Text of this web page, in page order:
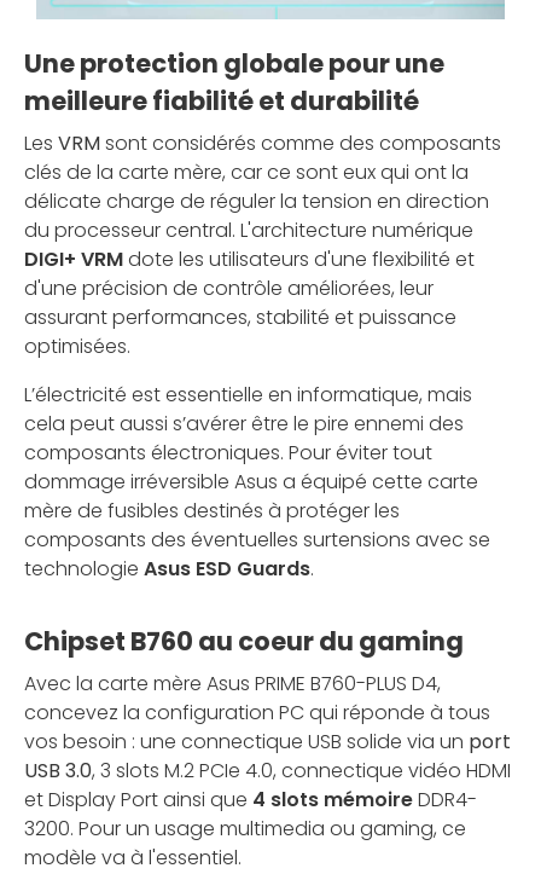
Une protection globale pour une
meilleure fiabilité et durabilité
Les VRMsont considérés comme des composants
clés de la carte mère, car ce sont eux qui ont la
délicate charge de réguler la tension en direction
du processeur central. L'architecture numérique
DIGI+ VRMdote les utilisateurs d'une flexibilité et
d'une précision de contrôle améliorées, leur
assurant performances, stabilité et puissance
optimisées.
L’électricité est essentielle en informatique, mais
cela peut aussi s’avérer être le pire ennemi des
composants électroniques. Pour éviter tout
dommage irréversible Asus a équipé cette carte
mère de fusibles destinés à protéger les
composants des éventuelles surtensions avec se
technologie Asus ESD Guards.
Chipset B760 au coeur du gaming
Avec la carte mère Asus PRIME B760-PLUS D4,
concevez la configuration PC qui réponde à tous
vos besoin : une connectique USB solide via un port
USB 3.0, 3 slots M.2 PCIe 4.0, connectique vidéo HDMI
et Display Port ainsi que 4 slots mémoireDDR4-
3200. Pour un usage multimedia ou gaming, ce
modèle va à l'essentiel.